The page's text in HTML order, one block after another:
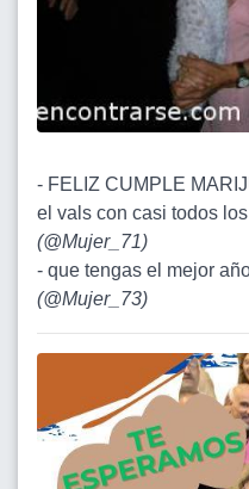
- FELIZ CUMPLE
el vals con casi todos
(@Mujer_71)
- que tengas el mejor
(@Mujer_73)